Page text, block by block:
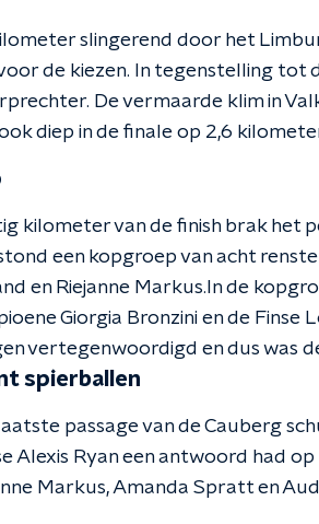
kilometer slingerend door het
de kiezen. In tegenstelling tot
De vermaarde klim in
diep in de finale op 2,6
kilometer van de finish brak het
een kopgroep van acht
en Riejanne Markus.In de
Giorgia Bronzini en de
vertegenwoordigd en dus was
spierballen
passage van de Cauberg
Alexis Ryan een antwoord had
Markus, Amanda Spratt en